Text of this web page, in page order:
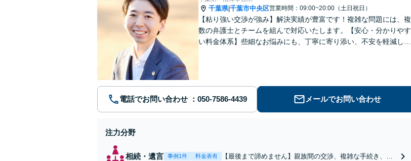
千葉県|千葉市中央区営業時間：09:00~20:00（土日祝日）
【粘り強い交渉が強み】解決実績が豊富です！複雑な問題には、複
数の弁護士とチームを組んで対応いたします。【安心・分かりやす
い料金体系】些細なお悩みにも、丁寧に寄り添い、不安を軽減しま
電話でお問い合わせ メールでお問い合わせ
注力分野
相続・遺言 事例1件 料金表有
【最後まで諦めません】親族間の交渉、複雑な手続き、全